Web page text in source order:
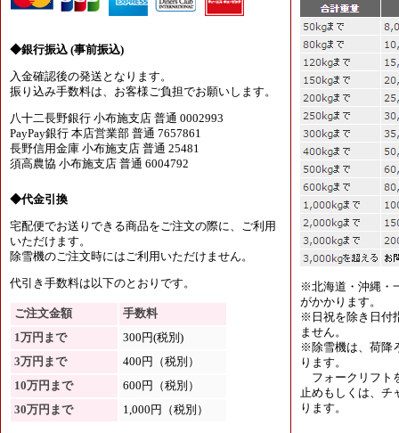
◆銀行振込 (事前振込)
入金確認後の発送となります。
振り込み手数料は、お客様ご負担でお願いします。
八十二長野銀行 小布施支店 普通 0002993
PayPay銀行 本店営業部 普通 7657861
長野信用金庫 小布施支店 普通 25481
須高農協 小布施支店 普通 6004792
◆代金引換
宅配便でお送りできる商品をご注文の際に、ご利用
いただけます。
除雪機のご注文時にはご利用いただけません。
代引き手数料は以下のとおりです。
ご注文金額
手数料
1万円まで
300円(税別)
3万円まで
400円（税別）
10万円まで
600円（税別）
30万円まで
1,000円（税別）
※北海道・沖縄・
がかかります。
※日祝を除き日付
ません。
※除雪機は、荷降
ります。
フォークリフト
止めもしくは、チ
ります。